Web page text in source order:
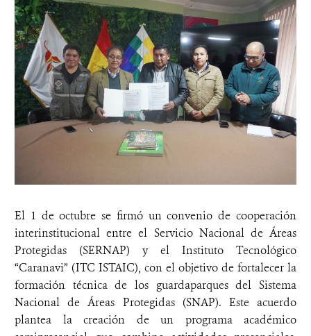
El 1 de octubre se firmó un convenio de cooperación
interinstitucional entre el Servicio Nacional de Áreas
Protegidas (SERNAP) y el Instituto Tecnológico
“Caranavi” (ITC ISTAIC), con el objetivo de fortalecer la
formación técnica de los guardaparques del Sistema
Nacional de Áreas Protegidas (SNAP). Este acuerdo
plantea la creación de un programa académico